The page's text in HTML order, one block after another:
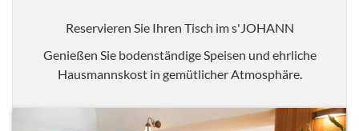
Reservieren Sie Ihren Tisch im s'JOHANN
Genießen Sie bodenständige Speisen und ehrliche
Hausmannskost in gemütlicher Atmosphäre.